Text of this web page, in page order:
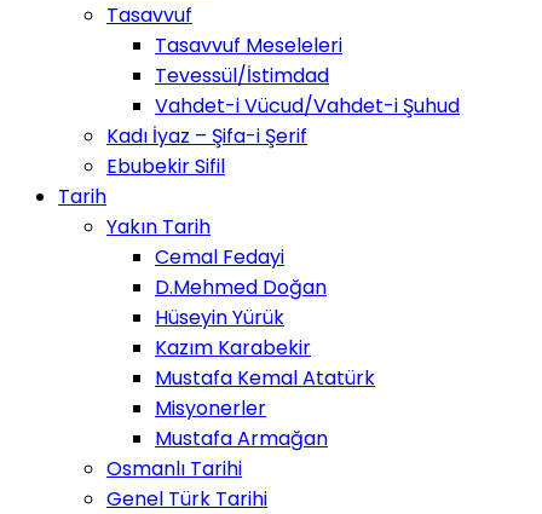
Tasavvuf
Tasavvuf Meseleleri
Tevessül/İstimdad
Vahdet-i Vücud/Vahdet-i Şuhud
Kadı İyaz – Şifa-i Şerif
Ebubekir Sifil
Tarih
Yakın Tarih
Cemal Fedayi
D.Mehmed Doğan
Hüseyin Yürük
Kazım Karabekir
Mustafa Kemal Atatürk
Misyonerler
Mustafa Armağan
Osmanlı Tarihi
Genel Türk Tarihi